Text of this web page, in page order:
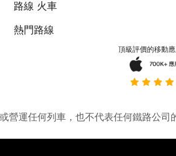
路線 火車
熱門路線
頂級評價的移動應
運任何列車，也不代表任何鐵路公